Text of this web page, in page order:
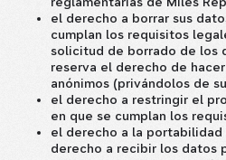
el derecho a borrar sus
cumplan los requisitos
solicitud de borrado de los
reserva el derecho de
anónimos (privándolos de
el derecho a restringir el
en que se cumplan los
el derecho a la portabilidad
derecho a recibir los datos